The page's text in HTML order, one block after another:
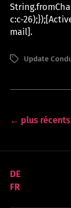
c:c-
mail].
Étiquettes
Update
← plus récents
DE
FR